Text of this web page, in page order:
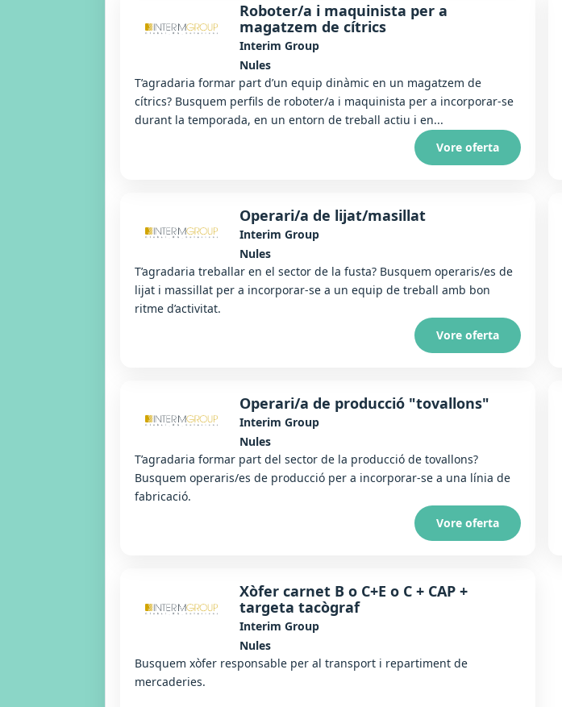
Roboter/a i maquinista per a
magatzem de cítrics
Interim Group
Nules
T’agradaria formar part d’un equip dinàmic en un magatzem de
cítrics? Busquem perfils de roboter/a i maquinista per a incorporar-se
durant la temporada, en un entorn de treball actiu i en...
Vore oferta
Operari/a de lijat/masillat
Interim Group
Nules
T’agradaria treballar en el sector de la fusta? Busquem operaris/es de
lijat i massillat per a incorporar-se a un equip de treball amb bon
ritme d’activitat.
Vore oferta
Operari/a de producció "tovallons"
Interim Group
Nules
T’agradaria formar part del sector de la producció de tovallons?
Busquem operaris/es de producció per a incorporar-se a una línia de
fabricació.
Vore oferta
Xòfer carnet B o C+E o C + CAP +
targeta tacògraf
Interim Group
Nules
Busquem xòfer responsable per al transport i repartiment de
mercaderies.